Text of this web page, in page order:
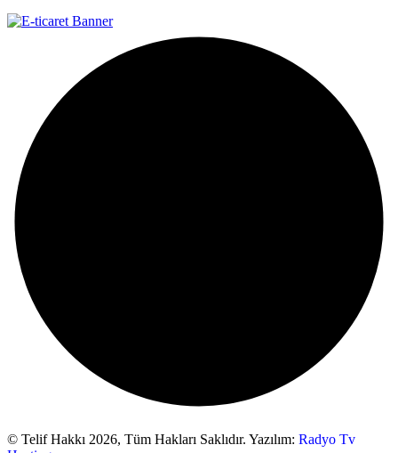
© Telif Hakkı 2026, Tüm Hakları Saklıdır. Yazılım: Radyo Tv